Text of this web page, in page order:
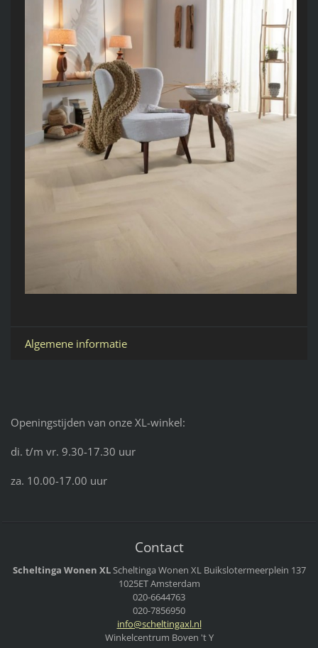
Algemene informatie
Openingstijden van onze XL-winkel:
di. t/m vr. 9.30-17.30 uur
za. 10.00-17.00 uur
Contact
Scheltinga Wonen XLScheltinga Wonen XLBuikslotermeerplein 137
1025ET Amsterdam
020-6644763
020-7856950
info@scheltingaxl.nl
Winkelcentrum Boven 't Y